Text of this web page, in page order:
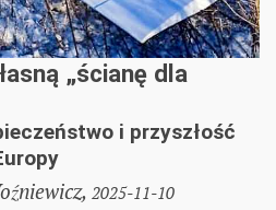
„ścianę dla
i przyszłość
2025-11-10